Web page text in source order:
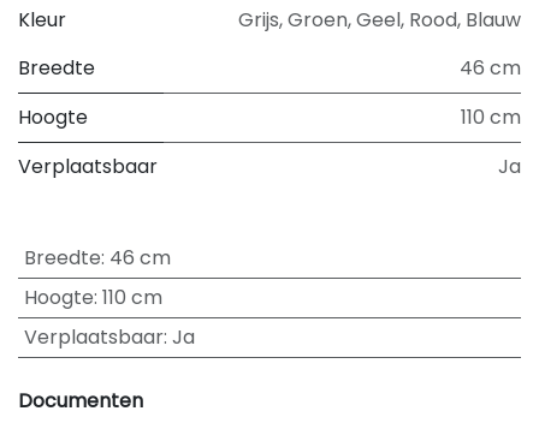
Kleur Grijs,Groen,Geel, Rood, Blauw
Breedte
46 cm
Hoogte
110 cm
Verplaatsbaar
Ja
Breedte: 46 cm
Hoogte: 110 cm
Verplaatsbaar: Ja
Documenten